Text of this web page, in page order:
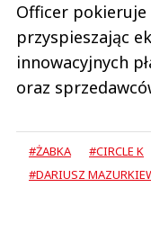
Officer pokieruje
przyspieszając
innowacyjnych
oraz
#ŻABKA #CIRCLE K
#DARIUSZ